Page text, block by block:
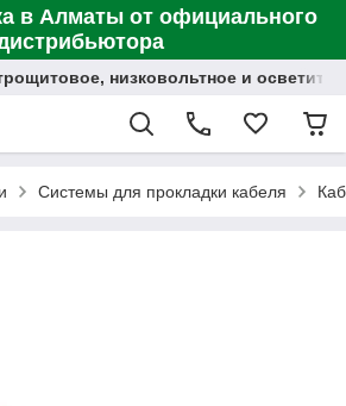
в Алматы от официального
низковольтное и
Системы для прокладки кабеля